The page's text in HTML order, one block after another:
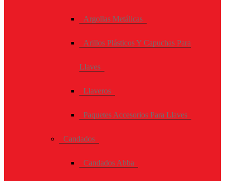
Argollas Metálicas
Arillos Plásticos Y Capuchas Para
Llaves
Llaveros
Paquetes Accesorios Para Llaves
Candados
Candados Abba